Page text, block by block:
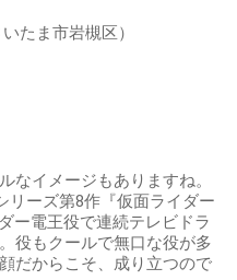
たま市岩槻区）
なイメージもありますね。
リーズ第8作『仮面ライダー
ー電王役で連続テレビドラ
役もクールで無口な役が多
だからこそ、成り立つので